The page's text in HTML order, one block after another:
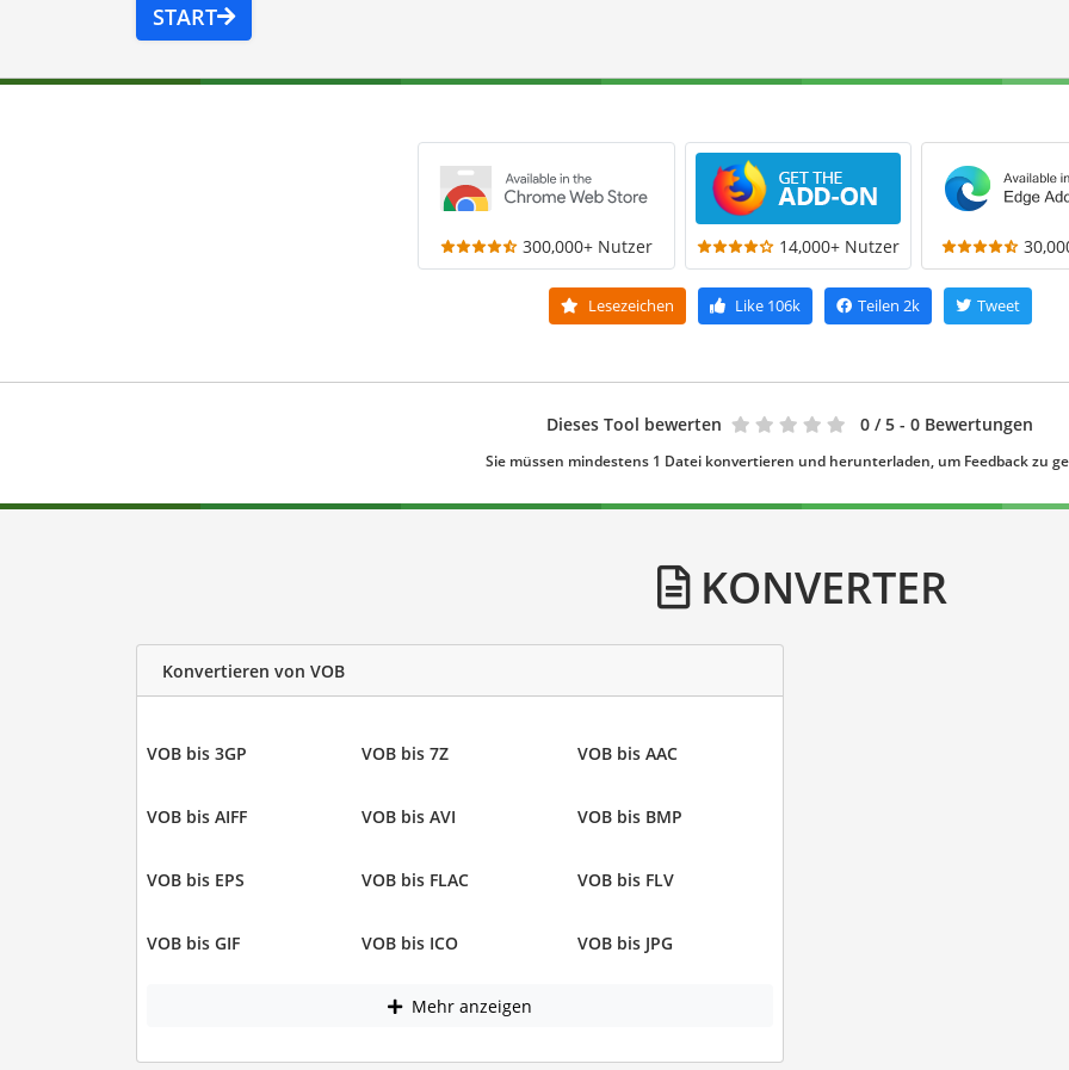
START
300,000+ Nutzer 14,000+ Nutzer
Lesezeichen Like106k Teilen 2k Tweet
Dieses Tool bewerten 0 / 5 - 0 Bewertungen
Sie müssen mindestens 1 Datei konvertieren und herunterladen, um Feedback zu
KONVERTER
Konvertieren von VOB
VOB bis 3GP VOB bis 7Z VOB bis AAC
VOB bis AIFF VOB bis AVI VOB bis BMP
VOB bis EPS VOB bis FLAC VOB bis FLV
VOB bis GIF VOB bis ICO VOB bis JPG
Mehr anzeigen